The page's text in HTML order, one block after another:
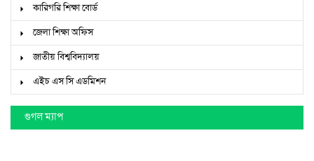
কারিগরি শিক্ষা বোর্ড
জেলা শিক্ষা অফিস
জাতীয় বিশ্ববিদ্যালয়
এইচ এস সি এডমিশন
গুগল ম্যাপ